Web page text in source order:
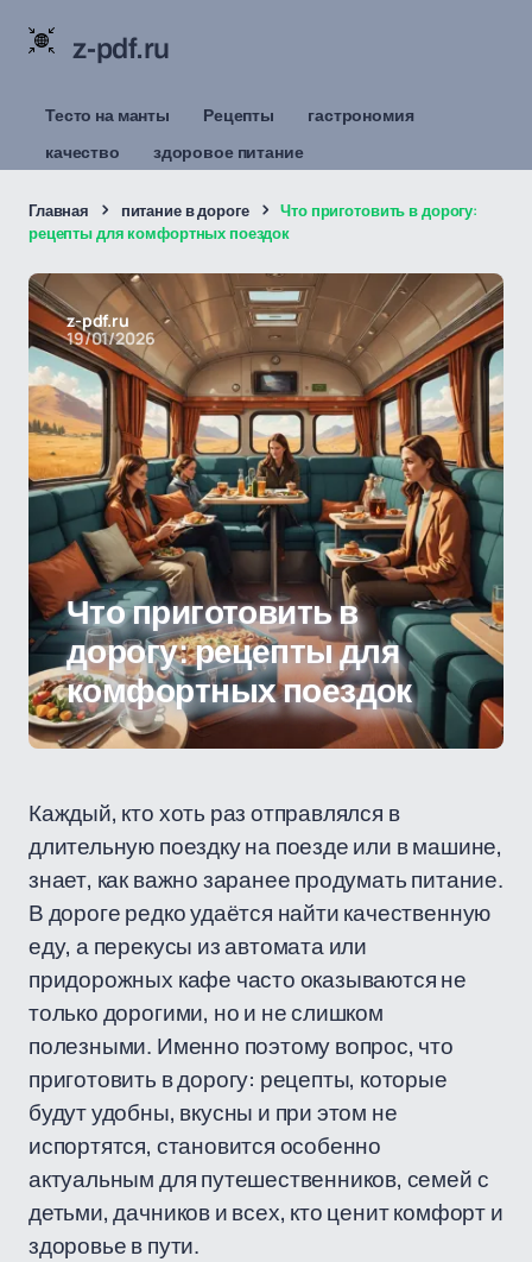
z-pdf.ru
Тесто на манты Рецепты
гастрономия
качество
здоровое питание
Главная питание в дороге
Что приготовить в дорогу:
рецепты для комфортных поездок
z-pdf.ru
19/01/2026
Что приготовить в
дорогу: рецепты для
комфортных поездок
Каждый, кто хоть раз отправлялся в
длительную поездку на поезде или в машине,
знает, как важно заранее продумать питание.
В дороге редко удаётся найти качественную
еду, а перекусы из автомата или
придорожных кафе часто оказываются не
только дорогими, но и не слишком
полезными. Именно поэтому вопрос, что
приготовить в дорогу: рецепты, которые
будут удобны, вкусны и при этом не
испортятся, становится особенно
актуальным для путешественников, семей с
детьми, дачников и всех, кто ценит комфорт и
здоровье в пути.